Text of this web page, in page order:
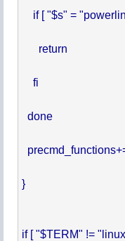
if [ "$s" =
      return
    fi
  done
}
if [ "$TERM" !=